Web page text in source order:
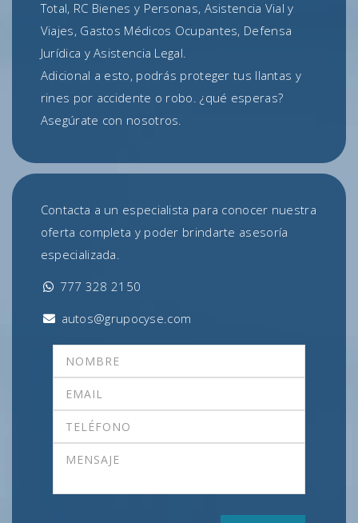
Total, RC Bienes y Personas, Asistencia Vial y
Viajes, Gastos Médicos Ocupantes, Defensa
Jurídica y Asistencia Legal.
Adicional a esto, podrás proteger tus llantas y
rines por accidente o robo. ¿qué esperas?
Asegúrate con nosotros.
Contacta a un especialista para conocer nuestra
oferta completa y poder brindarte asesoría
especializada.
777 328 2150
autos@grupocyse.com